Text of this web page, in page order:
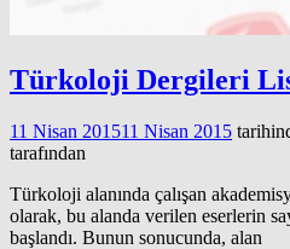
Türkoloji Dergileri
11 Nisan 201511 Nisan 2015
tarafından
Türkoloji alanında çalışan
olarak, bu alanda verilen eserlerin
başlandı. Bunun sonucunda, alan